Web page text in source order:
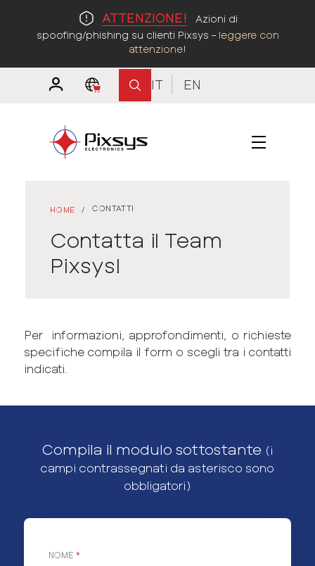
ATTENZIONE!
Azioni di
spoofing/phishing su clienti Pixsys – leggere con
attenzione!
IT EN
HOME / CONTATTI
Contatta il Team
Pixsys!
Per informazioni, approfondimenti, o richieste
specifiche compila il form o scegli tra i contatti
indicati.
Compila il modulo sottostante (i
campi contrassegnati da asterisco sono
obbligatori)
NOME *